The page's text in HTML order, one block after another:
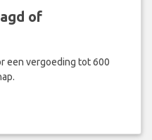
of
een vergoeding tot 600